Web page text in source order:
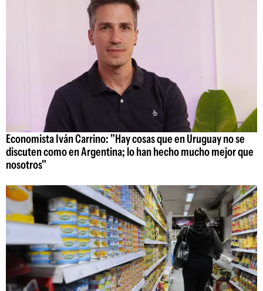
Economista Iván Carrino: "Hay cosas que en Uruguay no se
discuten como en Argentina; lo han hecho mucho mejor que
nosotros"